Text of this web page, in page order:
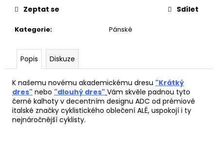
Kategorie: Pánské
Zeptat se Sdílet
Popis Diskuze
K našemu novému akademickému dresu "Krátký
dres" nebo "dlouhý dres" Vám skvěle padnou tyto
černé kalhoty v decentním designu ADC od prémiové
italské značky cyklistického oblečení ALÉ, uspokojí i ty
nejnáročnější cyklisty.
e
m
e
TRIKO
BABSON
BY
@ASPHALTCYCLINGLAB
590
Kč